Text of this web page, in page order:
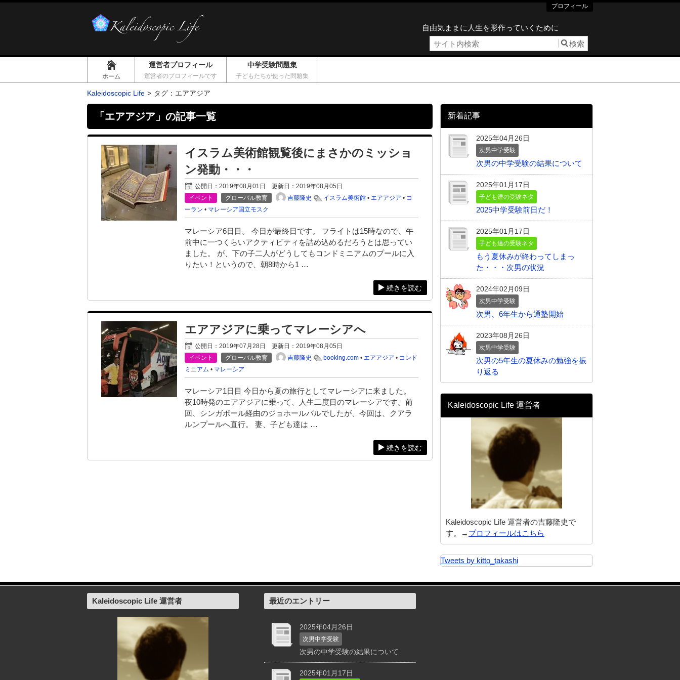
プロフィール
自由気ままに人生を形作っていくために
ホーム
運営者プロフィール
運営者のプロフィールです
中学受験問題集
子どもたちが使った問題集
Kaleidoscopic Life タグ：エアアジア
「 エアアジア 」の記事一覧
イスラム美術館観覧後にまさかのミッショ
ン発動・・・
公開日：2019年08月01日 更新日：2019年08月05日
イベント
グローバル教育 吉藤隆史 イスラム美術館 •エアアジア • コ
ーラン • マレーシア国立モスク
マレーシア6日目。 今日が最終日です。 フライトは15時なので、午
前中に一つくらいアクティビティを詰め込めるだろうとは思ってい
ました。 が、下の子二人がどうしてもコンドミニアムのプールに入
りたい！というので、朝8時から1 …
続きを読む
エアアジアに乗ってマレーシアへ
公開日：2019年07月28日 更新日：2019年08月05日
イベント
グローバル教育 吉藤隆史 booking.com •エアアジア • コンド
ミニアム • マレーシア
マレーシア1日目 今日から夏の旅行としてマレーシアに来ました。
夜10時発のエアアジアに乗って、人生二度目のマレーシアです。前
回、シンガポール経由のジョホールバルでしたが、今回は、クアラ
ルンプールへ直行。 妻、子ども達は …
続きを読む
新着記事
2025年04月26日
次男中学受験
次男の中学受験の結果について
2025年01月17日
子ども達の受験ネタ
2025中学受験前日だ！
2025年01月17日
子ども達の受験ネタ
もう夏休みが終わってしまっ
た・・・次男の状況
2024年02月09日
次男中学受験
次男、6年生から通塾開始
2023年08月26日
次男中学受験
次男の5年生の夏休みの勉強を振
り返る
Kaleidoscopic Life 運営者
Kaleidoscopic Life 運営者の吉藤隆史で
す。→ プロフィールはこちら
Tweets by kitto_takashi
Kaleidoscopic Life 運営者 最近のエントリー
2025年04月26日
次男中学受験
次男の中学受験の結果について
2025年01月17日